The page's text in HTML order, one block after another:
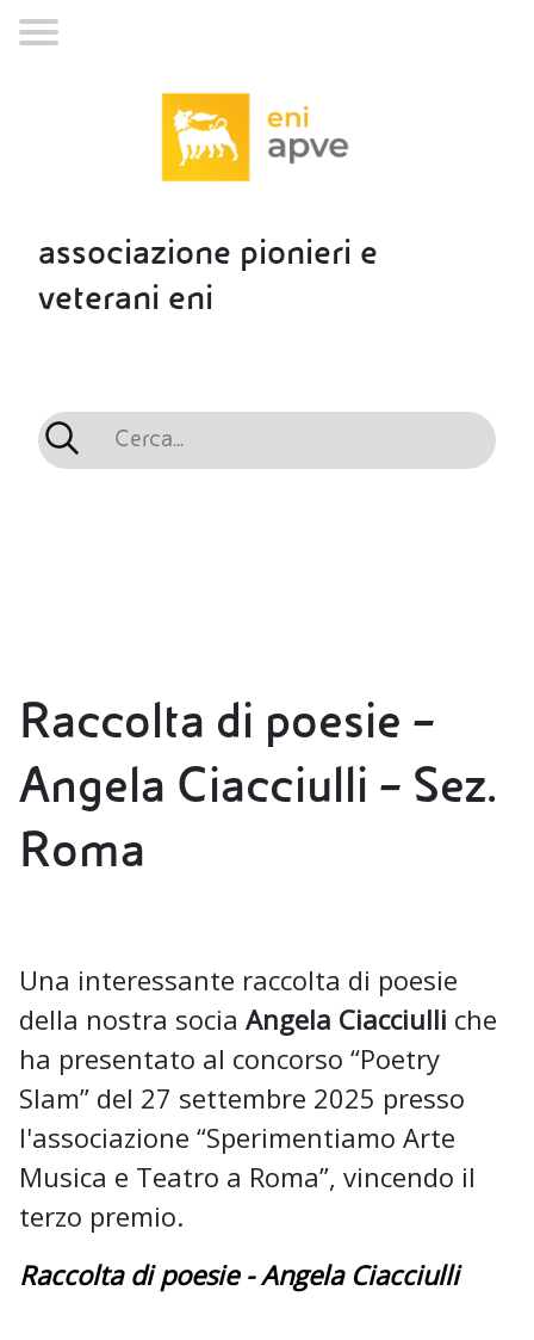
associazione pionieri e
veterani eni
Raccolta di poesie –
Angela Ciacciulli – Sez.
Roma
Una interessante raccolta di poesie
della nostra socia Angela Ciacciulli che
ha presentato al concorso “Poetry
Slam” del 27 settembre 2025 presso
l'associazione “Sperimentiamo Arte
Musica e Teatro a Roma”, vincendo il
terzo premio.
Raccolta di poesie - Angela Ciacciulli